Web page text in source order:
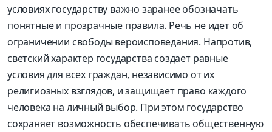
условиях государству важно заранее обозначать
понятные и прозрачные правила. Речь не идет об
ограничении свободы вероисповедания. Напротив,
светский характер государства создает равные
условия для всех граждан, независимо от их
религиозных взглядов, и защищает право каждого
человека на личный выбор. При этом государство
сохраняет возможность обеспечивать общественную